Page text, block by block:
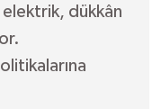
dükkân